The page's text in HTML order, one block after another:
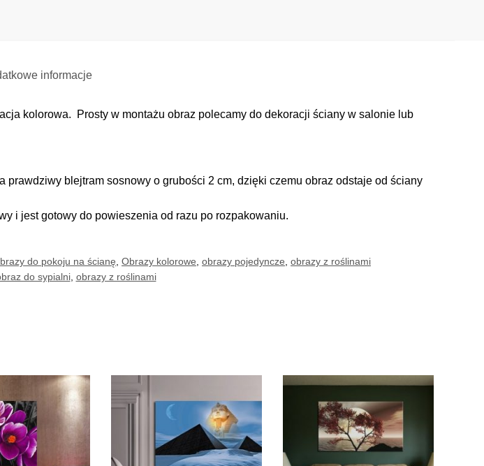
informacje
kolorowa. Prosty w montażu obraz polecamy do dekoracji ściany w salonie lub
blejtram sosnowy o grubości 2 cm, dzięki czemu obraz odstaje od ściany
i jest gotowy do powieszenia od razu po rozpakowaniu.
do pokoju na ścianę Obrazy kolorowe obrazy pojedyncze obrazy z roślinami
do sypialni, obrazy z roślinami